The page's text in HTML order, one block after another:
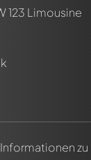
123 Limousine